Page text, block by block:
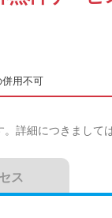
用不可
詳細につきまして
ス